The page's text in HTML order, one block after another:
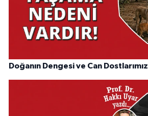
Doğanın Dengesi ve Can Dostlarımız